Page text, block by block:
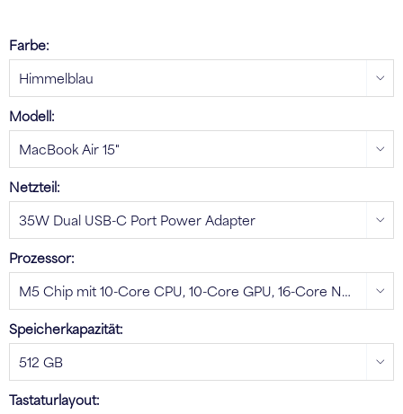
Farbe:
Modell:
Netzteil:
Prozessor:
Speicherkapazität:
Tastaturlayout: